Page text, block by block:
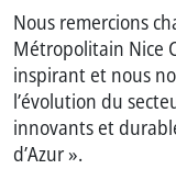
Nous remercions
Métropolitain Nice
inspirant et nous
l’évolution du
innovants et
d’Azur ».